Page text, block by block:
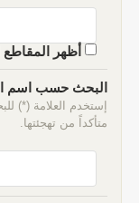
أظهر
البحث حسب اسم
إستخدم العلامة (*)
متأكداً من تهجئتها.